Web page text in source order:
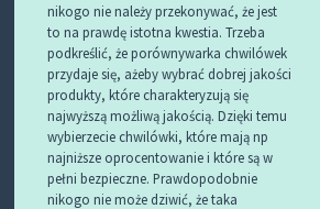
nikogo nie należy przekonywać, że jest
to na prawdę istotna kwestia. Trzeba
podkreślić, że porównywarka chwilówek
przydaje się, ażeby wybrać dobrej jakości
produkty, które charakteryzują się
najwyższą możliwą jakością. Dzięki temu
wybierzecie chwilówki, które mają np
najniższe oprocentowanie i które są w
pełni bezpieczne. Prawdopodobnie
nikogo nie może dziwić, że taka